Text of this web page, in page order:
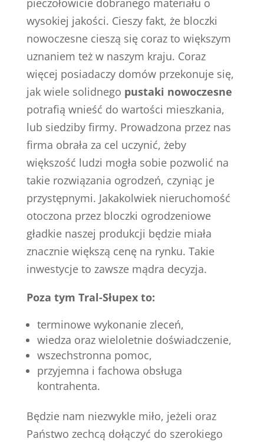
pieczołowicie dobranego materiału o
wysokiej jakości. Cieszy fakt, że bloczki
nowoczesne cieszą się coraz to większym
uznaniem też w naszym kraju. Coraz
więcej posiadaczy domów przekonuje się,
jak wiele solidnego pustaki nowoczesne
potrafią wnieść do wartości mieszkania,
lub siedziby firmy. Prowadzona przez nas
firma obrała za cel uczynić, żeby
większość ludzi mogła sobie pozwolić na
takie rozwiązania ogrodzeń, czyniąc je
przystępnymi. Jakakolwiek nieruchomość
otoczona przez bloczki ogrodzeniowe
gładkie naszej produkcji będzie miała
znacznie większą cenę na rynku. Takie
inwestycje to zawsze mądra decyzja.
Poza tym Tral-Słupex to:
terminowe wykonanie zleceń,
wiedza oraz wieloletnie doświadczenie,
wszechstronna pomoc,
przyjemna i fachowa obsługa
kontrahenta.
Będzie nam niezwykle miło, jeżeli oraz
Państwo zechcą dołączyć do szerokiego